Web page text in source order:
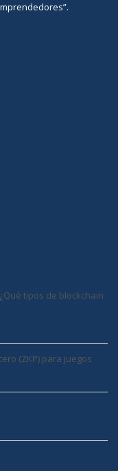
tipos de blockchain
(ZKP) para juegos